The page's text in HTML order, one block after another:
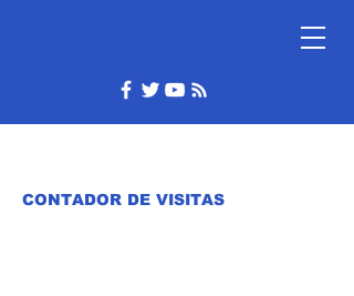
CONTADOR DE VISITAS